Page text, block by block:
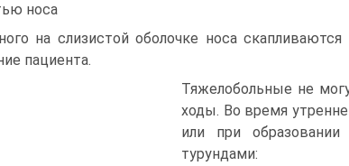
носа
на слизистой оболочке носа
пациента.
Тяжелобольные не
ходы. Во время
или при
турундами: